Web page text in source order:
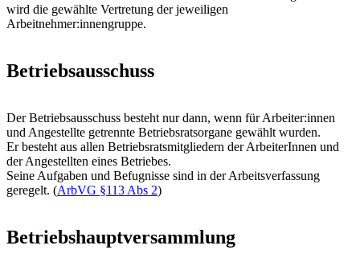
wird die gewählte Vertretung der jeweiligen
Arbeitnehmer:innengruppe.
Betriebsausschuss
Der Betriebsausschuss besteht nur dann, wenn für Arbeiter:innen
und Angestellte getrennte Betriebsratsorgane gewählt wurden.
Er besteht aus allen Betriebsratsmitgliedern der ArbeiterInnen und
der Angestellten eines Betriebes.
Seine Aufgaben und Befugnisse sind in der Arbeitsverfassung
geregelt. (ArbVG §113 Abs 2)
Betriebshauptversammlung